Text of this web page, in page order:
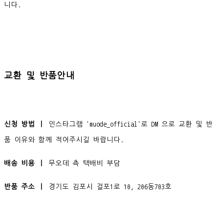
니다.
교환 및 반품안내
신청 방법 ㅣ 인스타그램 'muode_official'로 DM 으로 교환 및 반
품 이유와 함께 적어주시길 바랍니다.
배송 비용 ㅣ 무오데 측 택배비 부담
반품 주소 ㅣ 경기도 김포시 걸포1로 10, 206동703호